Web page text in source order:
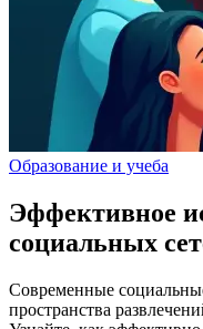
Образование и учеба
Эффективное
социальных
Современные
пространства